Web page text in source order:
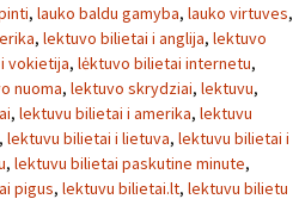
, lauko baldu gamyba, lauko virtuves,
, lektuvo bilietai i anglija, lektuvo
vokietija, lėktuvo bilietai internetu,
nuoma, lektuvo skrydziai, lektuvu,
, lektuvu bilietai i amerika, lektuvu
, lektuvu bilietai i lietuva, lektuvu bilietai i
, lektuvu bilietai paskutine minute,
pigus, lektuvu bilietai.lt, lektuvu bilietu